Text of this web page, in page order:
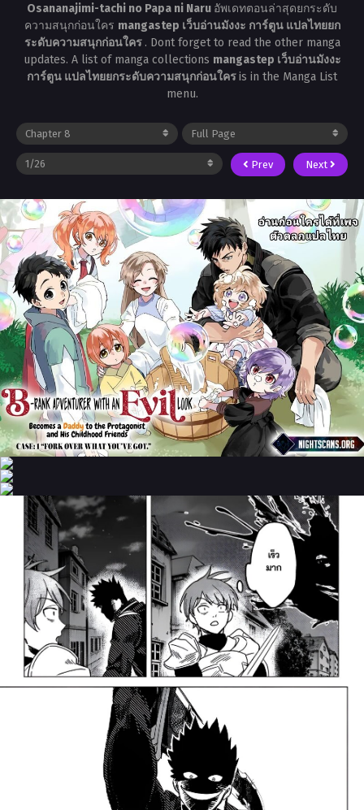
Osananajimi-tachi no Papa ni Naru อัพเดทตอนล่าสุดยกระดับ
ความสนุกก่อนใคร mangastep เว็บอ่านมังงะ การ์ตูน แปลไทยยก
ระดับความสนุกก่อนใคร . Dont forget to read the other manga
updates. A list of manga collections mangastep เว็บอ่านมังงะ
การ์ตูน แปลไทยยกระดับความสนุกก่อนใครis in the Manga List
menu.
Prev Next